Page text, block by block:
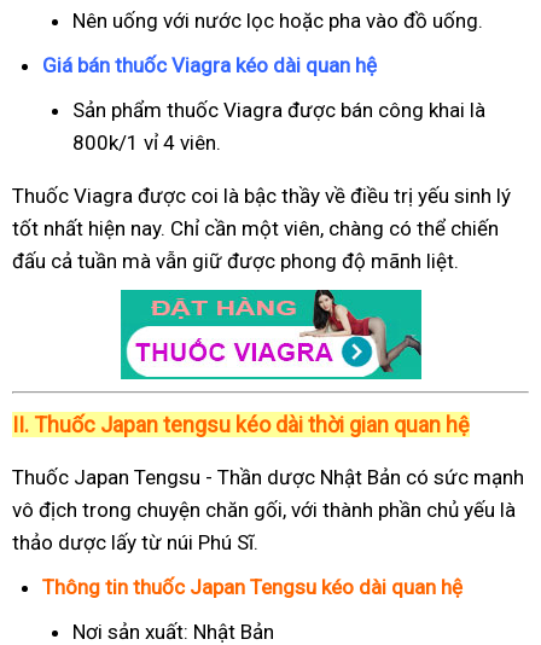
Nên uống với nước lọc hoặc pha vào đồ uống.
Giá bán thuốc Viagra kéo dài quan hệ
Sản phẩm thuốc Viagra được bán công khai là
800k/1 vỉ 4 viên.
Thuốc Viagra được coi là bậc thầy về điều trị yếu sinh lý
tốt nhất hiện nay. Chỉ cần một viên, chàng có thể chiến
đấu cả tuần mà vẫn giữ được phong độ mãnh liệt.
II. Thuốc Japan tengsu kéo dài thời gian quan hệ
Thuốc Japan Tengsu - Thần dược Nhật Bản có sức mạnh
vô địch trong chuyện chăn gối, với thành phần chủ yếu là
thảo dược lấy từ núi Phú Sĩ.
Thông tin thuốc Japan Tengsu kéo dài quan hệ
Nơi sản xuất: Nhật Bản